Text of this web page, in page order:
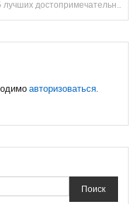
25 лучших достопримечательностей Будапешта
авторизоваться.
Поиск